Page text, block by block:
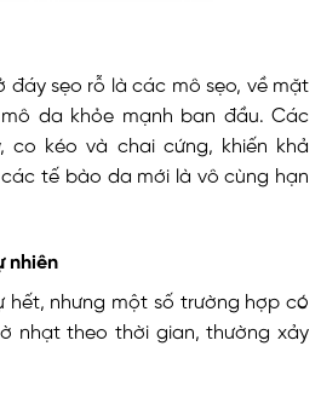
đáy sẹo rỗ là các mô sẹo, về mặt
da khỏe mạnh ban đầu. Các
kéo và chai cứng, khiến khả
tế bào da mới là vô cùng hạn
nhiên
hết, nhưng một số trường hợp có
nhạt theo thời gian, thường xảy